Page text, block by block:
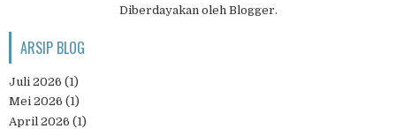
Diberdayakan oleh Blogger.
ARSIP BLOG
Juli 2026 (1)
Mei 2026 (1)
April 2026 (1)